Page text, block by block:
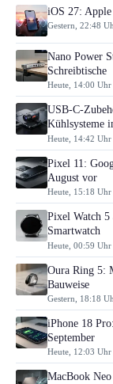
iOS 27:
Gestern, 22:48
Nano Power
Schreibtische
Heute, 14:00 Uhr
USB-C-
Kühlsysteme
Heute, 14:42 Uhr
Pixel 11:
August vor
Heute, 15:18 Uhr
Pixel Watch
Smartwatch
Heute, 00:59 Uhr
Oura Ring 5:
Bauweise
Gestern, 18:18
iPhone 18
September
Heute, 12:03 Uhr
MacBook